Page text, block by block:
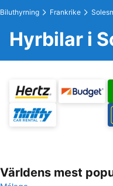
Biluthyrning Frankrike
Hyrbilar i
Världens mest